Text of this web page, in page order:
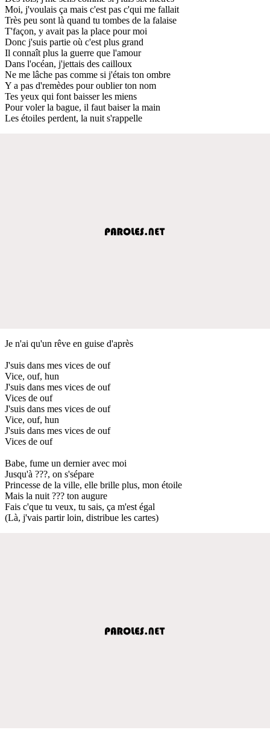
Moi, j'voulais ça mais c'est pas c'qui me fallait
Très peu sont là quand tu tombes de la falaise
T'façon, y avait pas la place pour moi
Donc j'suis partie où c'est plus grand
Il connaît plus la guerre que l'amour
Dans l'océan, j'jettais des cailloux
Ne me lâche pas comme si j'étais ton ombre
Y a pas d'remèdes pour oublier ton nom
Tes yeux qui font baisser les miens
Pour voler la bague, il faut baiser la main
Les étoiles perdent, la nuit s'rappelle
Je n'ai qu'un rêve en guise d'après
J'suis dans mes vices de ouf
Vice, ouf, hun
J'suis dans mes vices de ouf
Vices de ouf
J'suis dans mes vices de ouf
Vice, ouf, hun
J'suis dans mes vices de ouf
Vices de ouf
Babe, fume un dernier avec moi
Jusqu'à ???, on s'sépare
Princesse de la ville, elle brille plus, mon étoile
Mais la nuit ??? ton augure
Fais c'que tu veux, tu sais, ça m'est égal
(Là, j'vais partir loin, distribue les cartes)